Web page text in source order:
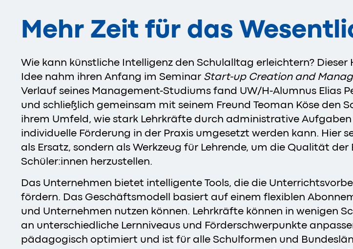
Mehr Zeit für das
Wie kann künstliche Intelligenz den Schulalltag erleichtern?
Idee nahm ihren Anfang im Seminar Start-up Creation and
Verlauf seines Management-Studiums fand UW/H-Alumnus Elias
und schließlich gemeinsam mit seinem Freund Teoman Köse den
ihrem Umfeld, wie stark Lehrkräfte durch administrative
individuelle Förderung in der Praxis umgesetzt werden kann. Hier
als Ersatz, sondern als Werkzeug für Lehrende, um die Qualität
Schüler:innen herzustellen.
Das Unternehmen bietet intelligente Tools, die die
fördern. Das Geschäftsmodell basiert auf einem flexiblen
und Unternehmen nutzen können. Lehrkräfte können in wenigen
an unterschiedliche Lernniveaus und Förderschwerpunkte
pädagogisch optimiert und ist für alle Schulformen und